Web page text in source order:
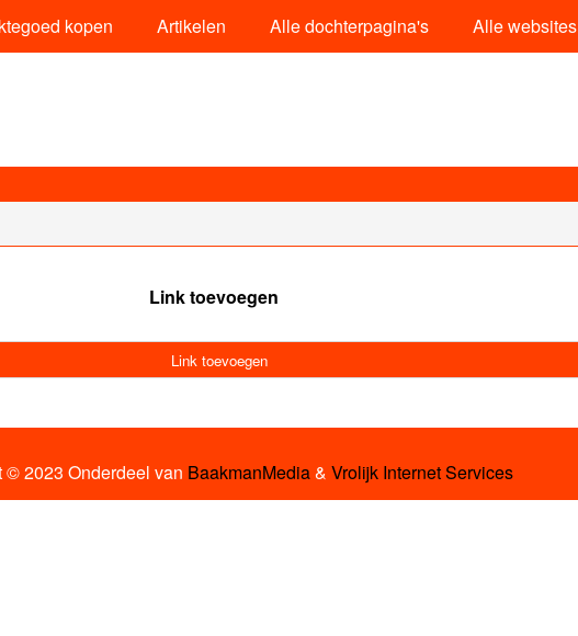
kopen Artikelen Alle dochterpagina's Alle websites
Link toevoegen
Link toevoegen
© 2023 Onderdeel van BaakmanMedia& Vrolijk Internet Services